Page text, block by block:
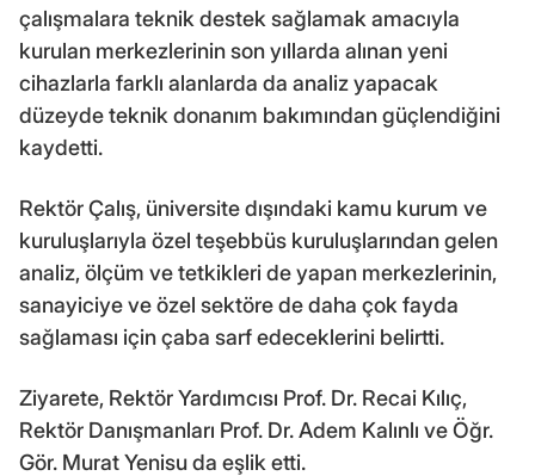
çalışmalara teknik destek sağlamak amacıyla
kurulan merkezlerinin son yıllarda alınan yeni
cihazlarla farklı alanlarda da analiz yapacak
düzeyde teknik donanım bakımından güçlendiğini
kaydetti.
Rektör Çalış, üniversite dışındaki kamu kurum ve
kuruluşlarıyla özel teşebbüs kuruluşlarından gelen
analiz, ölçüm ve tetkikleri de yapan merkezlerinin,
sanayiciye ve özel sektöre de daha çok fayda
sağlaması için çaba sarf edeceklerini belirtti.
Ziyarete, Rektör Yardımcısı Prof. Dr. Recai Kılıç,
Rektör Danışmanları Prof. Dr. Adem Kalınlı ve Öğr.
Gör. Murat Yenisu da eşlik etti.